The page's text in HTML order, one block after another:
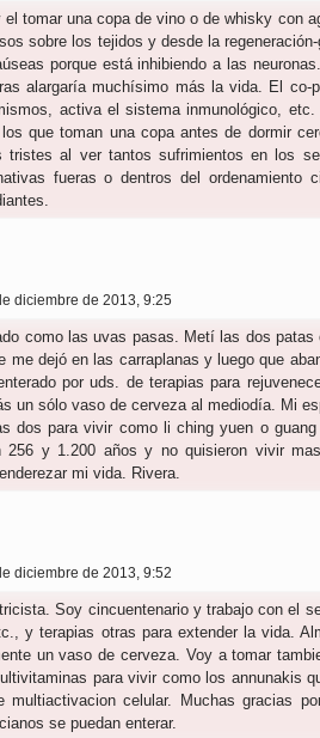
el tomar una copa de vino o de whisky con
sobre los tejidos y desde la
porque está inhibiendo a las
alargaría muchísimo más la vida. El co-
activa el sistema inmunológico,
que toman una copa antes de dormir
tristes al ver tantos sufrimientos en los
fueras o dentros del ordenamiento
diciembre de 2013, 9:25
como las uvas pasas. Metí las dos
me dejó en las carraplanas y luego que
por uds. de terapias para
un sólo vaso de cerveza al mediodía. Mi
dos para vivir como li ching yuen o
256 y 1.200 años y no quisieron vivir
mi vida. Rivera.
diciembre de 2013, 9:52
Soy cincuentenario y trabajo con el
y terapias otras para extender la vida.
un vaso de cerveza. Voy a tomar
para vivir como los annunakis
multiactivacion celular. Muchas gracias
se puedan enterar.